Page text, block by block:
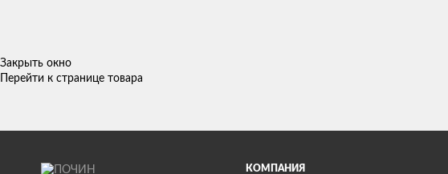
Закрыть окно
Перейти к странице товара
КОМПАНИЯ